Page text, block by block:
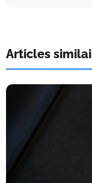
Articles